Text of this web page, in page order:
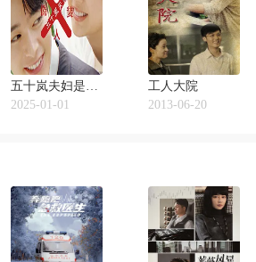
五十岚夫妇是伪装的陌生人
2025-01-01
工人大院
2013-06-20